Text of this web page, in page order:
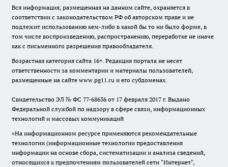
Вся информация, размещенная на данном сайте, охраняется в
соответствии с законодательством РФ об авторском праве и не
подлежит использованию кем-либо в какой бы то ни было форме, в
том числе воспроизведению, распространению, переработке не иначе
как с письменного разрешения правообладателя.
Возрастная категория сайта 16+. Редакция портала не несет
ответственности за комментарии и материалы пользователей,
размещенные на сайте www.pg11.ru и его субдоменах.
Свидетельство ЭЛ № ФС 77-68636 от 17 февраля 2017 г. Выдано
Федеральной службой по надзору в сфере связи, информационных
технологий и массовых коммуникаций
«На информационном ресурсе применяются рекомендательные
технологии (информационные технологии предоставления
информации на основе сбора, систематизации и анализа сведений,
относящихся к предпочтениям пользователей сети "Интернет",